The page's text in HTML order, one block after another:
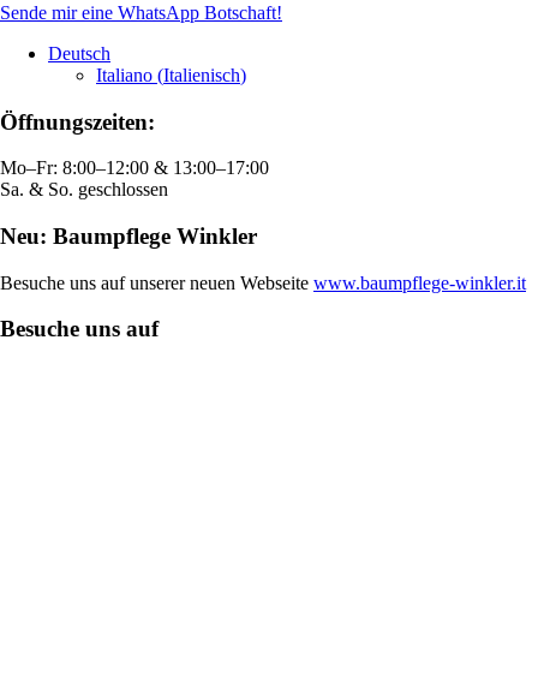
Sende mir eine WhatsApp Botschaft!
Deutsch
Italiano (Italienisch)
Öffnungszeiten:
Mo–Fr: 8:00–12:00 & 13:00–17:00
Sa. & So. geschlossen
Neu: Baumpflege Winkler
Besuche uns auf unserer neuen Webseite www.baumpflege-winkler.it
Besuche uns auf